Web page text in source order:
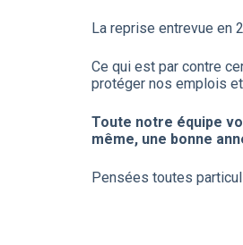
La reprise entrevue en
Ce qui est par contre
protéger nos emplois
Toute notre équipe
même, une bonne
Pensées toutes